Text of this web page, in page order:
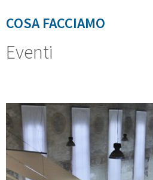
COSA FACCIAMO
Eventi